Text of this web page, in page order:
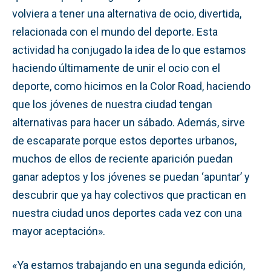
volviera a tener una alternativa de ocio, divertida,
relacionada con el mundo del deporte. Esta
actividad ha conjugado la idea de lo que estamos
haciendo últimamente de unir el ocio con el
deporte, como hicimos en la Color Road, haciendo
que los jóvenes de nuestra ciudad tengan
alternativas para hacer un sábado. Además, sirve
de escaparate porque estos deportes urbanos,
muchos de ellos de reciente aparición puedan
ganar adeptos y los jóvenes se puedan ‘apuntar’ y
descubrir que ya hay colectivos que practican en
nuestra ciudad unos deportes cada vez con una
mayor aceptación».
«Ya estamos trabajando en una segunda edición,